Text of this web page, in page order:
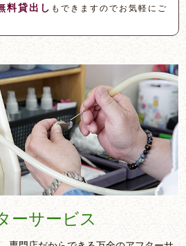
料貸出し もできますのでお気軽にご
ーサービス